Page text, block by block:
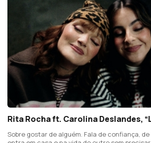
Rita Rocha ft. Carolina Deslandes,
Sobre gostar de alguém. Fala de confiança,